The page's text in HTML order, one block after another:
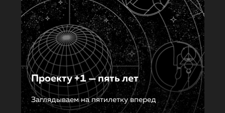
Проекту +1 — пять лет
Заглядываем на пятилетку вперед